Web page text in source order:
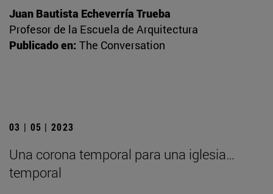
Juan Bautista Echeverría Trueba
Profesor de la Escuela de Arquitectura
Publicado en: The Conversation
03 | 05 | 2023
Una corona temporal para una iglesia…
temporal